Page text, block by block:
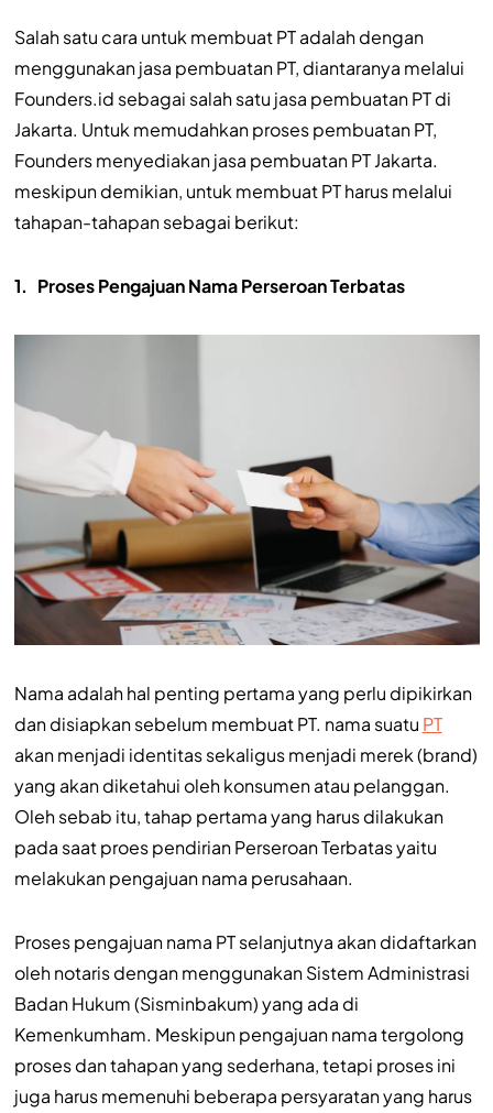
Salah satu cara untuk membuat PT adalah dengan
menggunakan jasa pembuatan PT, diantaranya melalui
Founders.id sebagai salah satu jasa pembuatan PT di
Jakarta. Untuk memudahkan proses pembuatan PT,
Founders menyediakan jasa pembuatan PT Jakarta.
meskipun demikian, untuk membuat PT harus melalui
tahapan-tahapan sebagai berikut:
1. Proses Pengajuan Nama Perseroan Terbatas
Nama adalah hal penting pertama yang perlu dipikirkan
dan disiapkan sebelum membuat PT. nama suatu PT
akan menjadi identitas sekaligus menjadi merek (brand)
yang akan diketahui oleh konsumen atau pelanggan.
Oleh sebab itu, tahap pertama yang harus dilakukan
pada saat proes pendirian Perseroan Terbatas yaitu
melakukan pengajuan nama perusahaan.
Proses pengajuan nama PT selanjutnya akan didaftarkan
oleh notaris dengan menggunakan Sistem Administrasi
Badan Hukum (Sisminbakum) yang ada di
Kemenkumham. Meskipun pengajuan nama tergolong
proses dan tahapan yang sederhana, tetapi proses ini
juga harus memenuhi beberapa persyaratan yang harus